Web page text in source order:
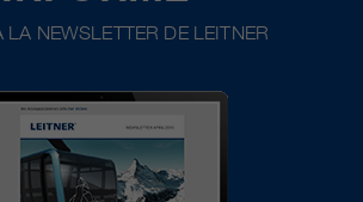
LA NEWSLETTER DE LEITNER